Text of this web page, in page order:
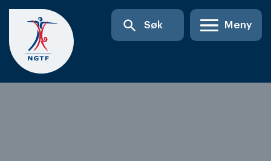
Skip
content
search Søk Meny